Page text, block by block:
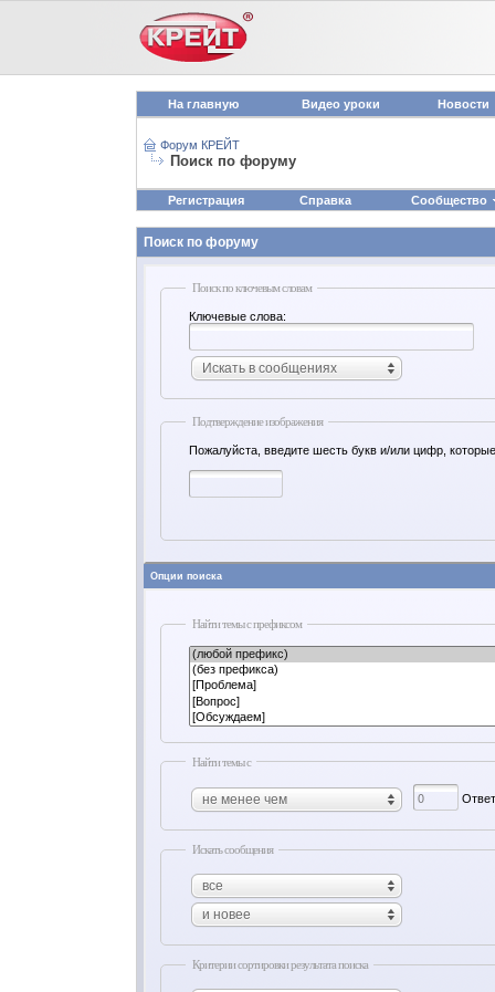
На главную Видео уроки Новости
Форум КРЕЙТ
Поиск по форуму
Регистрация Справка Сообщество
Поиск по форуму
Поиск по ключевым словам
Ключевые слова:
Искать в сообщениях
Подтверждение изображения
Пожалуйста, введите шесть букв и/или цифр,
Опции поиска
Найти темы с префиксом
Найти темы с
не менее чем
Искать сообщения
все
и новее
Критерии сортировки результата поиска